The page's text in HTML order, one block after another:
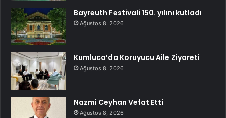
Bayreuth Festivali 150. yılını kutladı
Ağustos 8, 2026
Kumluca’da Koruyucu Aile Ziyareti
Ağustos 8, 2026
Nazmi Ceyhan Vefat Etti
Ağustos 8, 2026